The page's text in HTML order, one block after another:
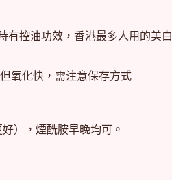
控油功效，香港最多人用的美白
氧化快，需注意保存方式
），煙酰胺早晚均可。